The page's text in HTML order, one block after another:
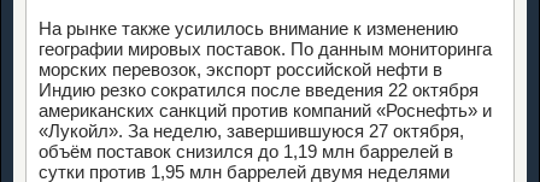
На рынке также усилилось внимание к изменению
географии мировых поставок. По данным мониторинга
морских перевозок, экспорт российской нефти в
Индию резко сократился после введения 22 октября
американских санкций против компаний «Роснефть» и
«Лукойл». За неделю, завершившуюся 27 октября,
объём поставок снизился до 1,19 млн баррелей в
сутки против 1,95 млн баррелей двумя неделями